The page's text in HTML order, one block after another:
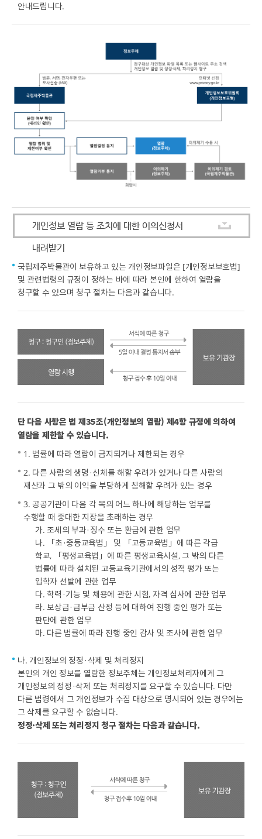
안내드립니다.
개인정보 열람 등 조치에 대한 이의신청서
내려받기
국립제주박물관이 보유하고 있는 개인정보파일은 [개인정보보호법]
및 관련법령의 규정이 정하는 바에 따라 본인에 한하여 열람을
청구할 수 있으며 청구 절차는 다음과 같습니다.
단 다음 사항은 법 제35조(개인정보의 열람) 제4항 규정에 의하여
열람을 제한할 수 있습니다.
1. 법률에 따라 열람이 금지되거나 제한되는 경우
2. 다른 사람의 생명·신체를 해할 우려가 있거나 다른 사람의
재산과 그 밖의 이익을 부당하게 침해할 우려가 있는 경우
3. 공공기관이 다음 각 목의 어느 하나에 해당하는 업무를
수행할 때 중대한 지장을 초래하는 경우
가. 조세의 부과·징수 또는 환급에 관한 업무
나. 「초·중등교육법」 및 「고등교육법」에 따른 각급
학교, 「평생교육법」에 따른 평생교육시설, 그 밖의 다른
법률에 따라 설치된 고등교육기관에서의 성적 평가 또는
입학자 선발에 관한 업무
다. 학력·기능 및 채용에 관한 시험, 자격 심사에 관한 업무
라. 보상금·급부금 산정 등에 대하여 진행 중인 평가 또는
판단에 관한 업무
마. 다른 법률에 따라 진행 중인 감사 및 조사에 관한 업무
나. 개인정보의 정정·삭제 및 처리정지
본인의 개인 정보를 열람한 정보주체는 개인정보처리자에게 그
개인정보의 정정·삭제 또는 처리정지를 요구할 수 있습니다. 다만
다른 법령에서 그 개인정보가 수집 대상으로 명시되어 있는 경우에는
그 삭제를 요구할 수 없습니다.
정정·삭제 또는 처리정지 청구 절차는 다음과 같습니다.